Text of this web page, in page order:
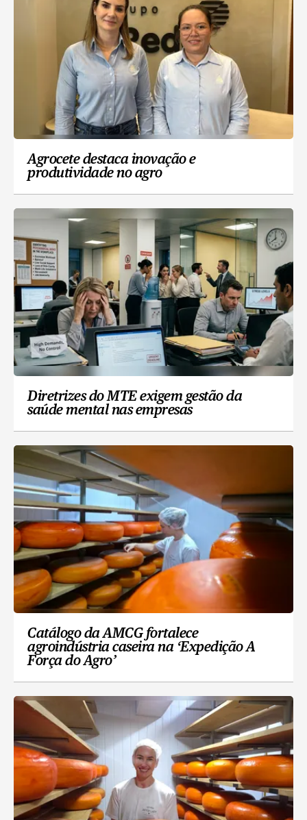
Agrocete destaca inovação e
produtividade no agro
Diretrizes do MTE exigem gestão da
saúde mental nas empresas
Catálogo da AMCG fortalece
agroindústria caseira na ‘Expedição A
Força do Agro’